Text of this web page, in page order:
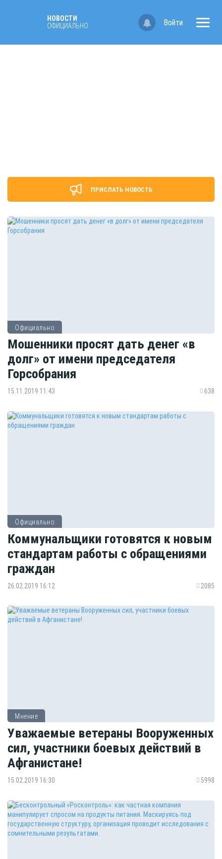
НОВОСТИ
ОФИЦИАЛЬНО
Войти
ПРИСЛАТЬ НОВОСТЬ
Официально
Мошенники просят дать денег «в
долг» от имени председателя
Горсобрания
15.11.2019 11:43 638
Официально
Коммунальщики готовятся к новым
стандартам работы с обращениями
граждан
26.02.2019 16:12 2085
Мнение
Уважаемые ветераны Вооруженных
сил, участники боевых действий в
Афганистане!
15.02.2019 16:30 5998